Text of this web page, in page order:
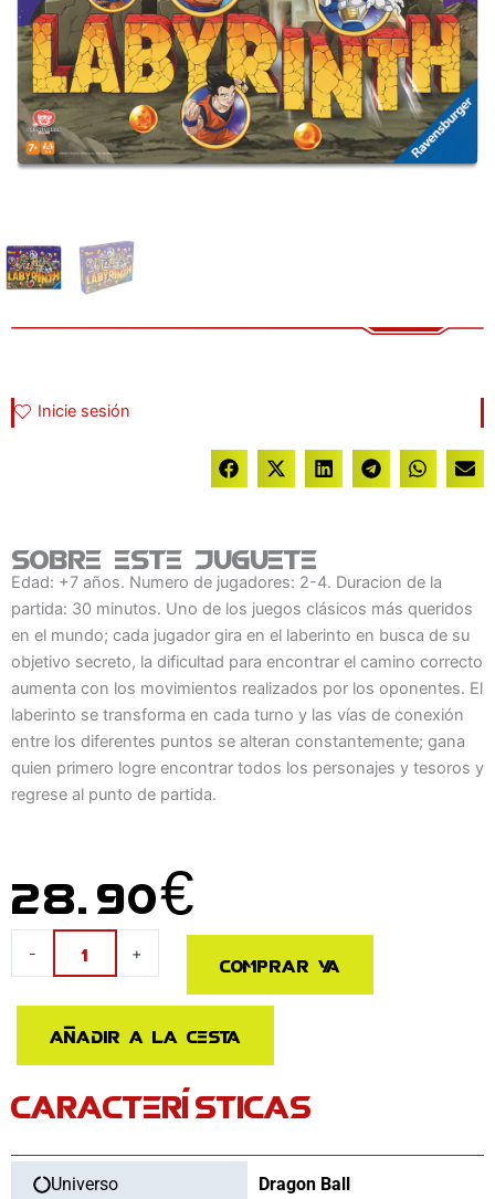
Inicie sesión
Sobre este juguete
Edad: +7 años. Numero de jugadores: 2-4. Duracion de la
partida: 30 minutos. Uno de los juegos clásicos más queridos
en el mundo; cada jugador gira en el laberinto en busca de su
objetivo secreto, la dificultad para encontrar el camino correcto
aumenta con los movimientos realizados por los oponentes. El
laberinto se transforma en cada turno y las vías de conexión
entre los diferentes puntos se alteran constantemente; gana
quien primero logre encontrar todos los personajes y tesoros y
regrese al punto de partida.
28.90€
-
Labyrinth
Dragon
cantidad
+ Comprar ya
Añadir a la cesta
CARACTERÍSTICAS
Universo Dragon Ball